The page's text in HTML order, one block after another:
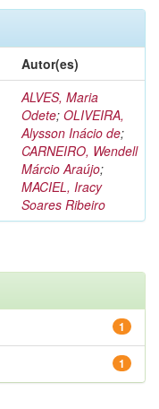
Autor(es)
ALVES, Maria
Odete; OLIVEIRA,
Alysson Inácio de;
CARNEIRO, Wendell
Márcio Araújo;
MACIEL, Iracy
Soares Ribeiro
1
1